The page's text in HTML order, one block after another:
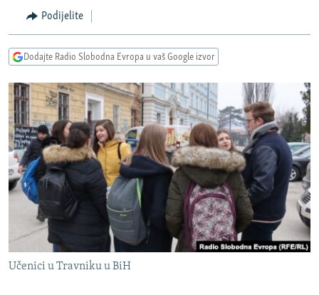
Pređite
na
pretragu
VIZUELNO
INFOGRAFIKE
RAT U UKRAJINI
KINA NA BALKANU
RSE PRIČE IZ SVIJETA
ISPRIČAJ MI
DNEVNO@RSE
SPECIJALI RSE
VIŠE OD NASLOVA
GENOCID U SREBRENICI
PRATITE NAS
Podijelite
Dodajte Radio Slobodna Evropa u vaš Google izvor
Učenici u Travniku u BiH